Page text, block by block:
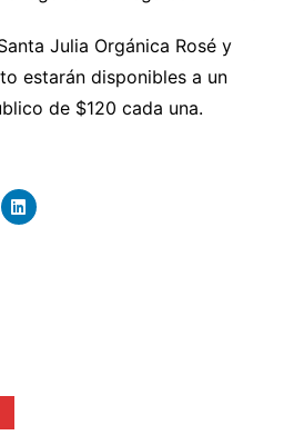
Julia Orgánica Rosé y
estarán disponibles a un
de $120 cada una.